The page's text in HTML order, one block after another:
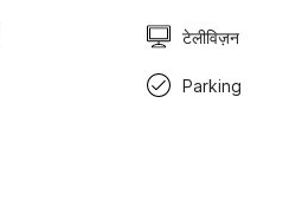
टेलीविज़न
Parking